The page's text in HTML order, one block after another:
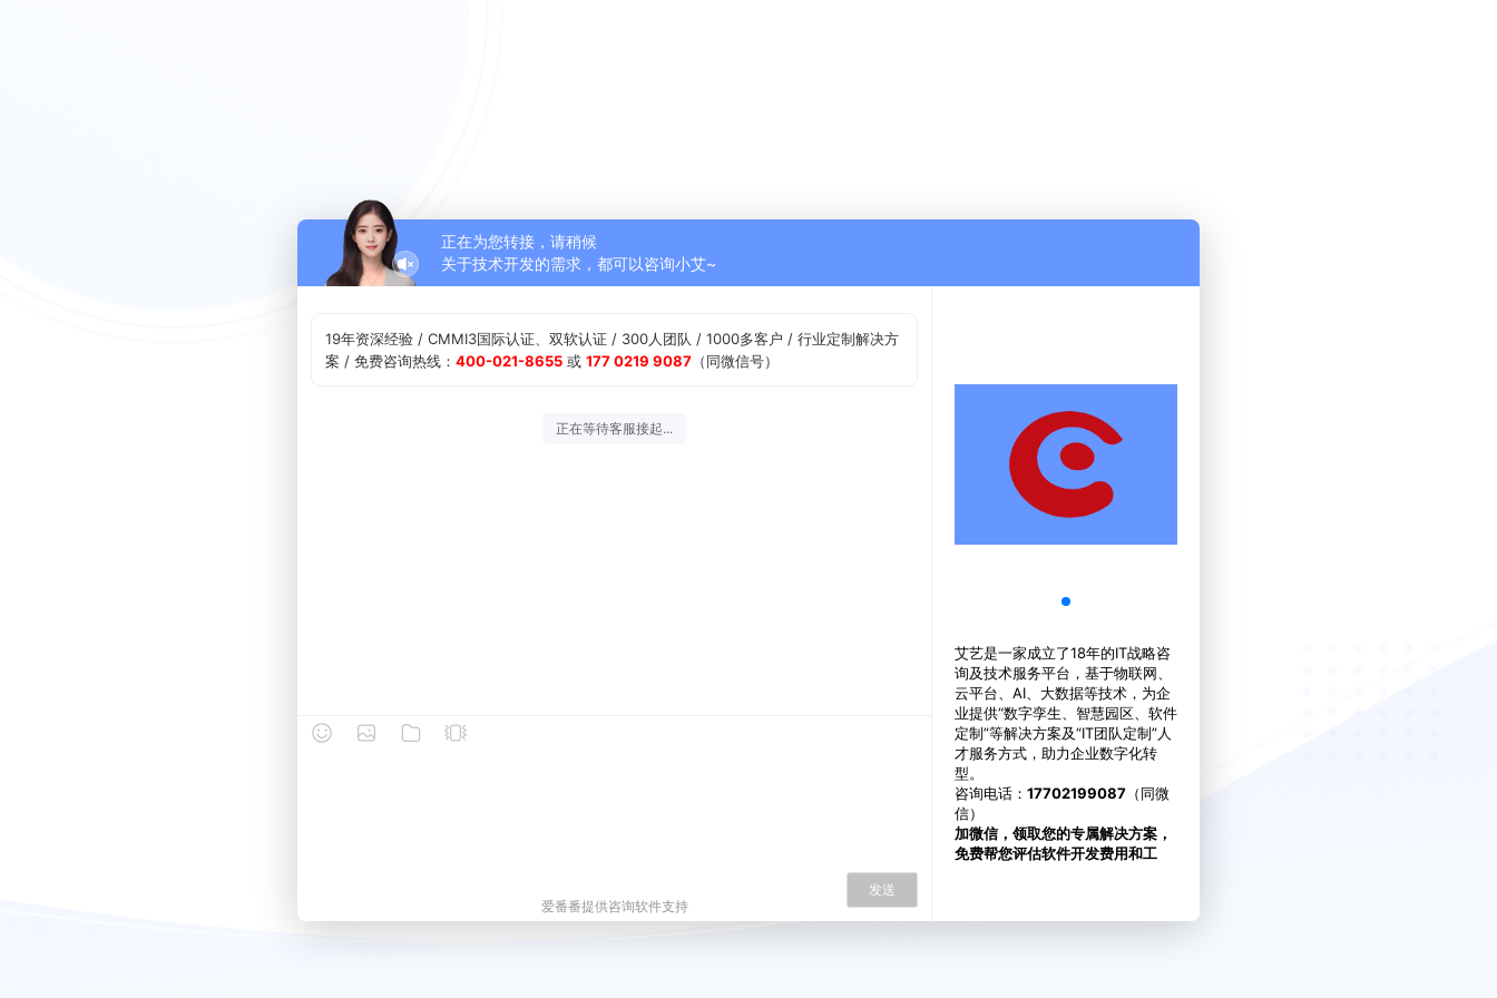
正在为您转接，请稍候
关于技术开发的需求，都可以咨询小艾~
19年资深经验 / CMMI3国际认证、双软认证 / 300人团队 / 1000多客户 / 行业定制解决方
案 / 免费咨询热线： 400-021-8655 或 177 0219 9087 （同微信号）
正在等待客服接起...
发送
艾艺是一家成立了18年的IT战略咨
询及技术服务平台，基于物联网、
云平台、AI、大数据等技术，为企
业提供“数字孪生、智慧园区、软件
定制”等解决方案及“IT团队定制”人
才服务方式，助力企业数字化转
型。
咨询电话： 17702199087 （同微
信）
加微信，领取您的专属解决方案，
免费帮您评估软件开发费用和工